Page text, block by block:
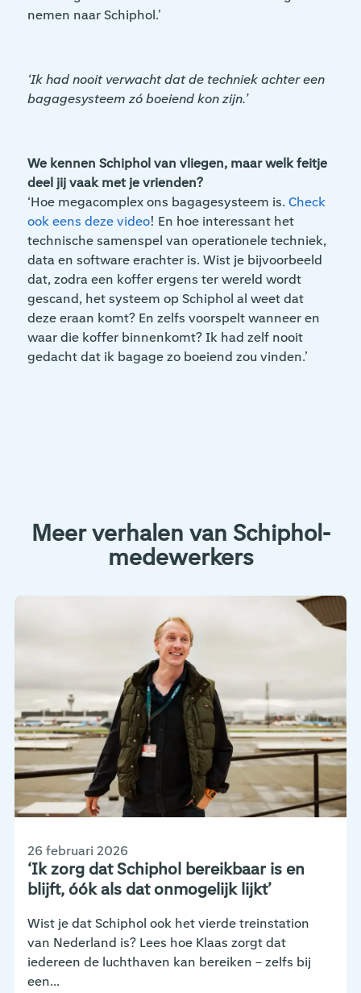
nemen naar Schiphol.’
‘Ik had nooit verwacht dat de techniek achter een
bagagesysteem zó boeiend kon zijn.’
We kennen Schiphol van vliegen, maar welk feitje
deel jij vaak met je vrienden?
‘Hoe megacomplex ons bagagesysteem is. Check
ook eens deze video! En hoe interessant het
technische samenspel van operationele techniek,
data en software erachter is. Wist je bijvoorbeeld
dat, zodra een koffer ergens ter wereld wordt
gescand, het systeem op Schiphol al weet dat
deze eraan komt? En zelfs voorspelt wanneer en
waar die koffer binnenkomt? Ik had zelf nooit
gedacht dat ik bagage zo boeiend zou vinden.’
Meer verhalen van Schiphol-
medewerkers
‘Ik zorg dat Schiphol bereikbaar is en
blijft, óók als dat onmogelijk lijkt’
26 februari 2026
Wist je dat Schiphol ook het vierde treinstation
van Nederland is? Lees hoe Klaas zorgt dat
iedereen de luchthaven kan bereiken – zelfs bij
een...